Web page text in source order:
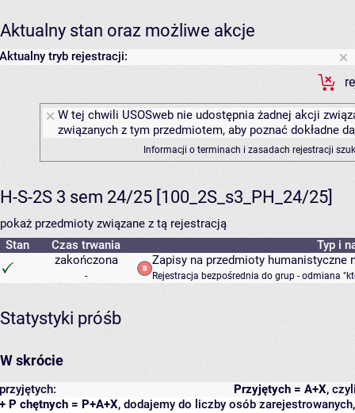
Aktualny stan oraz możliwe akcje
Aktualny tryb rejestracji:
W tej chwili USOSweb nie udostępnia żadnej akcji
związanych z tym przedmiotem, aby poznać dokładne
Informacji o terminach i zasadach rejestracji
H-S-2S 3 sem 24/25 [100_2S_s3_PH_24/25]
pokaż przedmioty związane z tą rejestracją
Stan
Czas trwania
Typ i
zakończona
-
Zapisy na przedmioty humanistyczne
Rejestracja bezpośrednia do grup - odmiana
Statystyki próśb
W skrócie
Przyjętych = A+X,
przyjętych:
+ P chętnych = P+A+X, dodajemy do liczby osób